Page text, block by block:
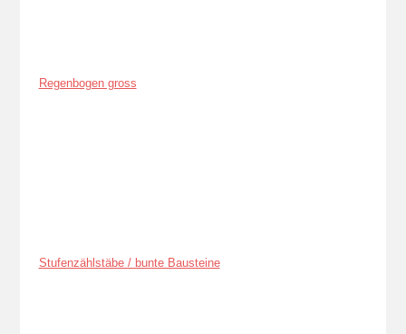
Regenbogen gross
Stufenzählstäbe / bunte Bausteine